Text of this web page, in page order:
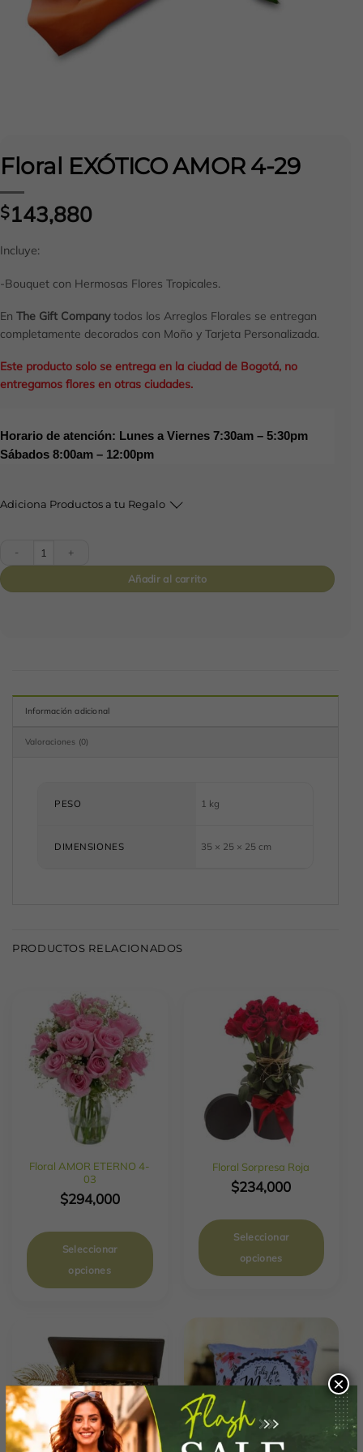
Floral EXÓTICO AMOR 4-29
$143,880
Incluye:
-Bouquet con Hermosas Flores Tropicales.
En The Gift Companytodos los Arreglos Florales se entregan
completamente decorados con Moño y Tarjeta Personalizada.
Este producto solo se entrega en la ciudad de Bogotá, no
entregamos flores en otras ciudades.
Horario de atención: Lunes a Viernes 7:30am – 5:30pm
Sábados 8:00am – 12:00pm
Adiciona Productos a tu Regalo
Añadir al carrito
Información adicional
Valoraciones (0)
PESO 1 kg
DIMENSIONES 35 × 25 × 25 cm
PRODUCTOS RELACIONADOS
Floral AMOR ETERNO 4-
03
$294,000
Seleccionar
opciones
Floral Sorpresa Roja
$234,000
Seleccionar
opciones
×